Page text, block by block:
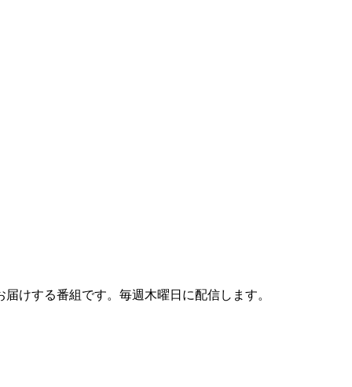
けする番組です。毎週木曜日に配信します。